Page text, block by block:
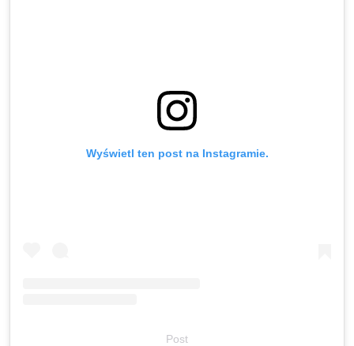
Wyświetl ten post na Instagramie.
Post